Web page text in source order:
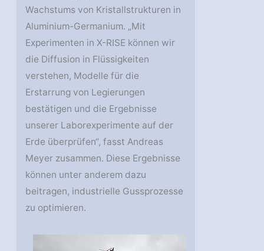
Wachstums von Kristallstrukturen in
Aluminium-Germanium. „Mit
Experimenten in X-RISE können wir
die Diffusion in Flüssigkeiten
verstehen, Modelle für die
Erstarrung von Legierungen
bestätigen und die Ergebnisse
unserer Laborexperimente auf der
Erde überprüfen“, fasst Andreas
Meyer zusammen. Diese Ergebnisse
können unter anderem dazu
beitragen, industrielle Gussprozesse
zu optimieren.